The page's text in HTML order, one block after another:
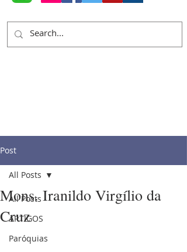
Post
All Posts
ARTIGOS
Paróquias
All Posts
Mons. Iranildo Virgílio da
Cruz